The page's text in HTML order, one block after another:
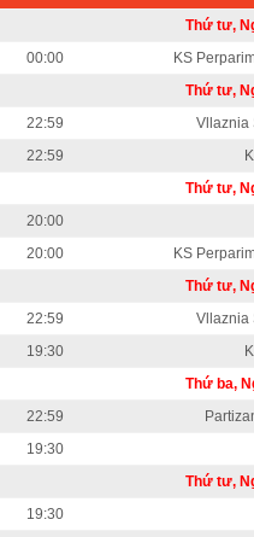
Thứ tư,
00:00
KS
Thứ tư,
22:59
Vllaznia
22:59
Thứ tư,
20:00
20:00
KS
Thứ tư,
22:59
Vllaznia
19:30
Thứ ba,
22:59
19:30
Thứ tư,
19:30